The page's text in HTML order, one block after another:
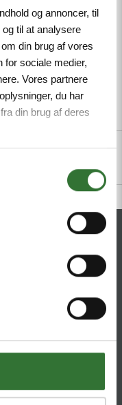
og annoncer, til
til at analysere
din brug af vores
for sociale medier,
Vores partnere
du har
din brug af deres